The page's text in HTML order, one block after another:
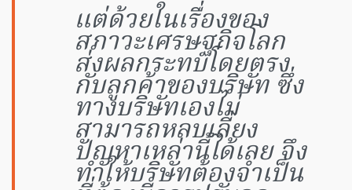
แต่ด้วยในเรื่องของ
สภาวะเศรษฐกิจโลก
ส่งผลกระทบโดยตรง
กับลูกค้าของบริษัท ซึ่ง
ทางบริษัทเองไม่
สามารถหลบเลี่ยง
ปัญหาเหล่านี้ได้เลย จึง
ทำให้บริษัทต้องจำเป็น